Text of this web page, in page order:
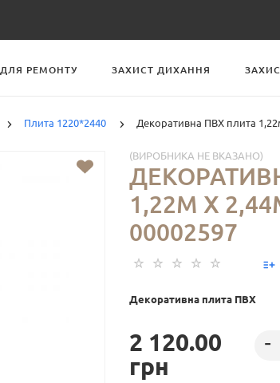
ДЛЯ РЕМОНТУ ЗАХИСТ ДИХАННЯ
Плита 1220*2440 Декоративна ПВХ плита
(ВИРОБНИКА НЕ ВКАЗАНО)
1,22М Х
00002597
Декоративна плита ПВХ
2 120.00
грн